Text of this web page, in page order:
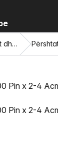
Përshtatësit dhe sytë tërheqës